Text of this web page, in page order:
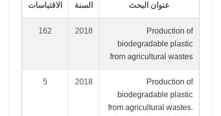
عنوان البحث السنة الاقتباسات
Production of
biodegradable plastic
from agricultural wastes
2018
162
Production of
biodegradable plastic
from agricultural wastes.
2018
5